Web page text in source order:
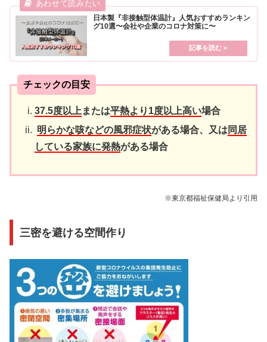
日本製『非接触型体温計』人気おすすめランキン
グ10選〜会社や企業のコロナ対策に〜
チェックの目安
37.5度以上 または平熱より1度以上高い場合
明らかな咳などの風邪症状がある場合、又は 同居
している家族に発熱がある場合
※東京都福祉保健局より引用
三密を避ける空間作り